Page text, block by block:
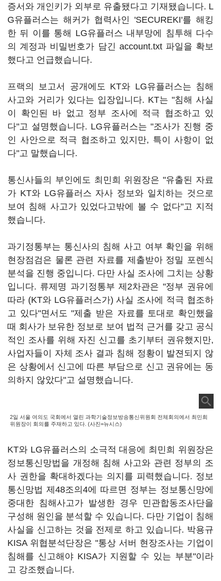
증서와 개인키가 외부로 유출됐다고 기재됐습니다. L
G유플러스는 해커가 협력사인 'SECUREKI'를 해킹
한 뒤 이를 통해 LG유플러스 내부망에 침투해 다수
의 계정과 비밀번호가 담긴 account.txt 파일을 확보
했다고 언급했습니다.
프랙의 보고서 공개에도 KT와 LG유플러스는 침해
사고와 거리가 있다는 입장입니다. KT는 "침해 사실
이 확인된 바 없고 정부 조사에 적극 협조하고 있
다"고 설명했습니다. LG유플러스는 "조사가 진행 중
인 사안으로 적극 협조하고 있지만, 특이 사항이 없
다"고 말했습니다.
통신사들의 부인에도 최민희 위원장은 "유출된 자료
가 KT와 LG유플러스 자사 정보와 일치하는 것으로
보여 침해 사고가 있었다고밖에 볼 수 없다"고 지적
했습니다.
과기정통부는 통신사의 침해 사고 여부 확인을 위해
현장점검은 물론 관련 자료를 제출받아 정밀 포렌식
분석을 진행 중입니다. 다만 사실 조사에 그치는 상황
입니다. 류제명 과기정통부 제2차관은 "정부 권유에
따라 (KT와 LG유플러스가) 사실 조사에 적극 협조하
고 있다"면서도 "제출 받은 자료를 토대로 확인했을
때 회사가 보유한 정보로 보여 법적 근거를 갖고 공식
적인 조사를 위해 자진 신고를 초기부터 권유했지만,
사업자들이 자체 조사 결과 침해 정황이 발젼되지 않
은 상황에서 신고에 따른 부담으로 신고 권유에는 동
의하지 않았다"고 설명했습니다.
2일 서울 여의도 국회에서 열린 과학기술정보방송통신위원회 전체회의에서 최민희
위원장이 회의를 주재하고 있다. (사진=뉴시스)
KT와 LG유플러스의 소극적 대응에 최민희 위원장은
정보통신망법을 개정해 침해 사고와 관련 정부의 조
사 권한을 확대하겠다는 의지를 피력했습니다. 정보
통신망법 제48조의4에 따르면 정부는 정보통신망에
중대한 침해사고가 발생한 경우 민관합동조사단을
구성해 원인을 분석할 수 있습니다. 다만 기업이 침해
사실을 신고하는 것을 전제로 하고 있습니다. 박용규
KISA 위협분석단장은 "통상 서버 현장조사는 기업이
침해를 신고해야 KISA가 지원할 수 있는 부분"이라
고 강조했습니다.